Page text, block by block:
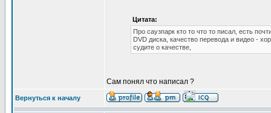
Цитата:
Про саузпарк кто то что то писал, есть
DVD диска, качество перевода и видео -
судите о качестве,
Сам понял что написал ?
Вернуться к началу